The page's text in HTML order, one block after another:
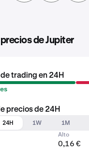
de Jupiter
trading en 24H
precios de 24H
24H 1W 1M
Alto
0,16 €